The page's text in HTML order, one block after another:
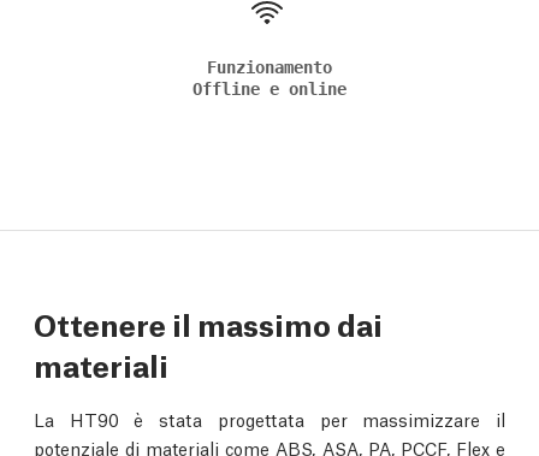
Funzionamento
Offline e online
Ottenere il massimo dai
materiali
La HT90 è stata progettata per massimizzare il
potenziale di materiali come ABS, ASA, PA, PCCF, Flex e